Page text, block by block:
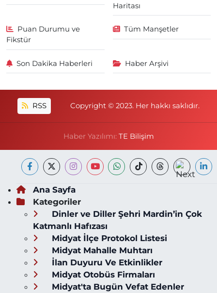
Haritası
Puan Durumu ve
Fikstür
Tüm Manşetler
Son Dakika Haberleri Haber Arşivi
RSS Copyright © 2023. Her hakkı saklıdır.
Haber Yazılımı: TE Bilişim
Ana Sayfa
Kategoriler
Dinler ve Diller Şehri Mardin’in Çok
Katmanlı Hafızası
Midyat İlçe Protokol Listesi
Midyat Mahalle Muhtarı
İlan Duyuru Ve Etkinlikler
Midyat Otobüs Firmaları
Midyat'ta Bugün Vefat Edenler